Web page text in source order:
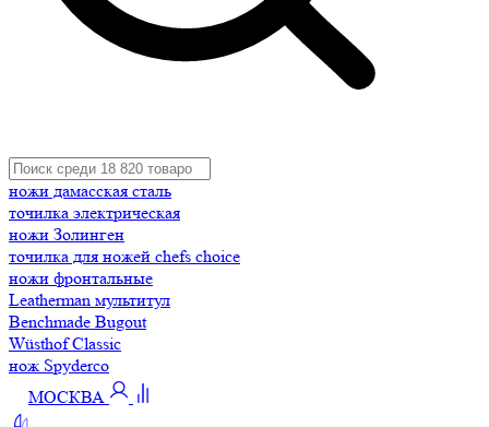
ножи дамасская сталь
точилка электрическая
ножи Золинген
точилка для ножей chefs choice
ножи фронтальные
Leatherman мультитул
Benchmade Bugout
Wüsthof Classic
нож Spyderco
МОСКВА